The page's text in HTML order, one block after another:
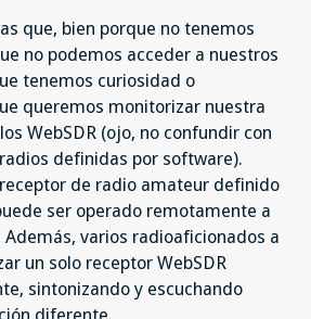
que, bien porque no tenemos
no podemos acceder a nuestros
tenemos curiosidad o
queremos monitorizar nuestra
WebSDR (ojo, no confundir con
definidas por software).
receptor de radio amateur definido
ser operado remotamente a
varios radioaficionados a
un solo receptor WebSDR
sintonizando y escuchando
diferente.